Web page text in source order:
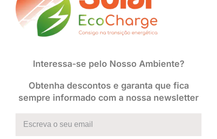
Interessa-se pelo Nosso Ambiente?
Obtenha descontos e garanta que fica
sempre informado com a nossa newsletter